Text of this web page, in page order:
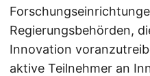
Regierungsbehörden,
Innovation
aktive Teilnehmer an